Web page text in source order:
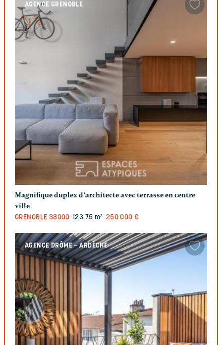
AGENCE GRENOBLE
Magnifique duplex d’architecte avec terrasse en centre
ville
GRENOBLE 38000 123.75 m² 250 000 €
AGENCE DRÔME – ARDÈCHE